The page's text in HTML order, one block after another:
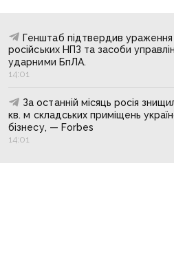
Генштаб підтвердив
російських НПЗ та засоби
ударними БпЛА.
14:01
За останній місяць росія
кв. м складських приміщень
бізнесу, — Forbes
14:01